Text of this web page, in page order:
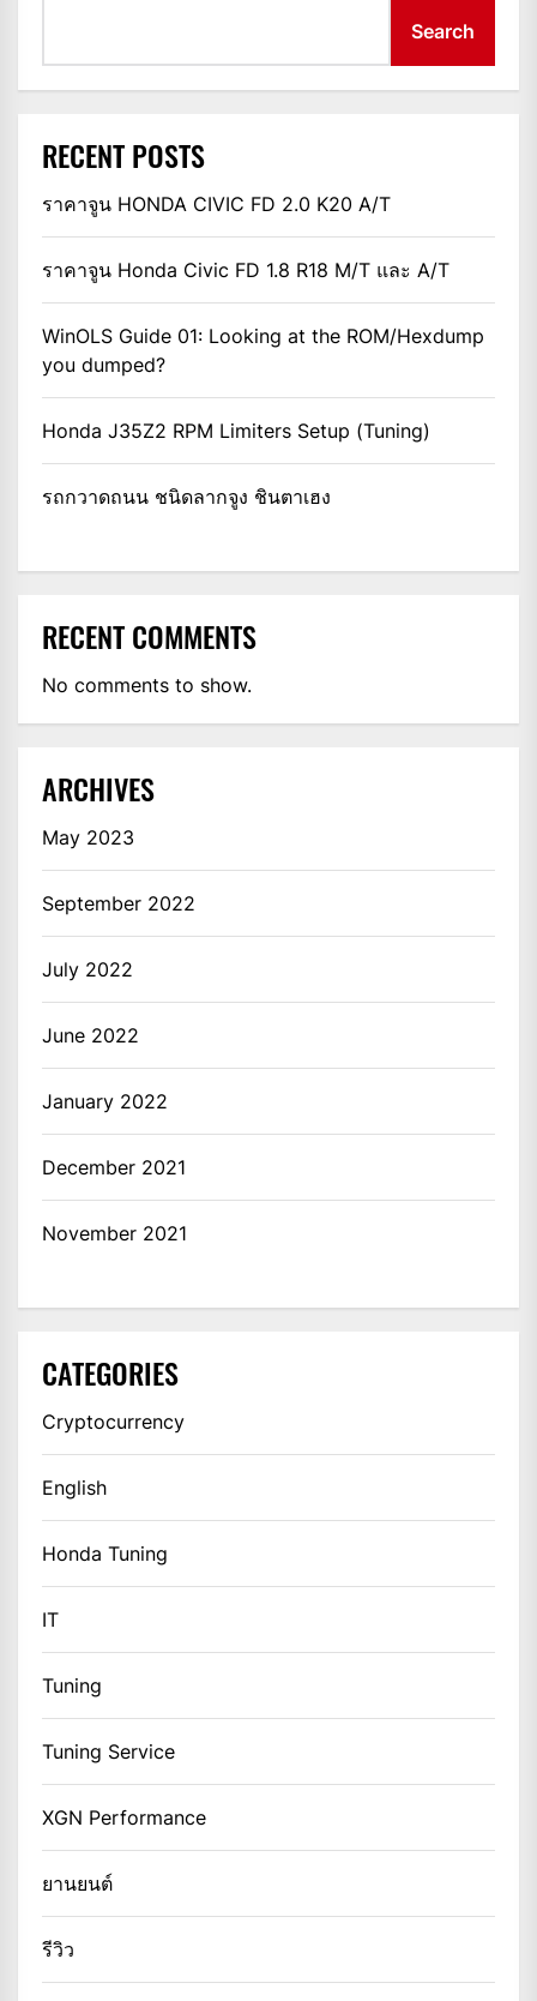
Search
RECENT POSTS
ราคาจูน HONDA CIVIC FD 2.0 K20 A/T
ราคาจูน Honda Civic FD 1.8 R18 M/T และ A/T
WinOLS Guide 01: Looking at the ROM/Hexdump
you dumped?
Honda J35Z2 RPM Limiters Setup (Tuning)
รถกวาดถนน ชนิดลากจูง ชินตาเฮง
RECENT COMMENTS
No comments to show.
ARCHIVES
May 2023
September 2022
July 2022
June 2022
January 2022
December 2021
November 2021
CATEGORIES
Cryptocurrency
English
Honda Tuning
IT
Tuning
Tuning Service
XGN Performance
ยานยนต์
รีวิว